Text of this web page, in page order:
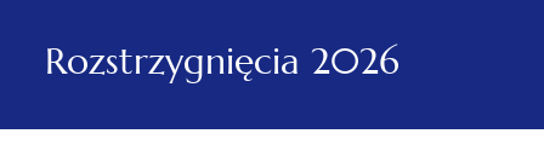
Rozstrzygnięcia 2026